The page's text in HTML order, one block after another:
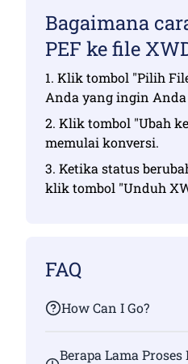
Bagaimana
PEF ke file
1. Klik tombol "Pilih
Anda yang ingin
2. Klik tombol "Ubah
memulai konversi.
3. Ketika status
klik tombol "Unduh
FAQ
How Can I Go?
Berapa Lama Proses